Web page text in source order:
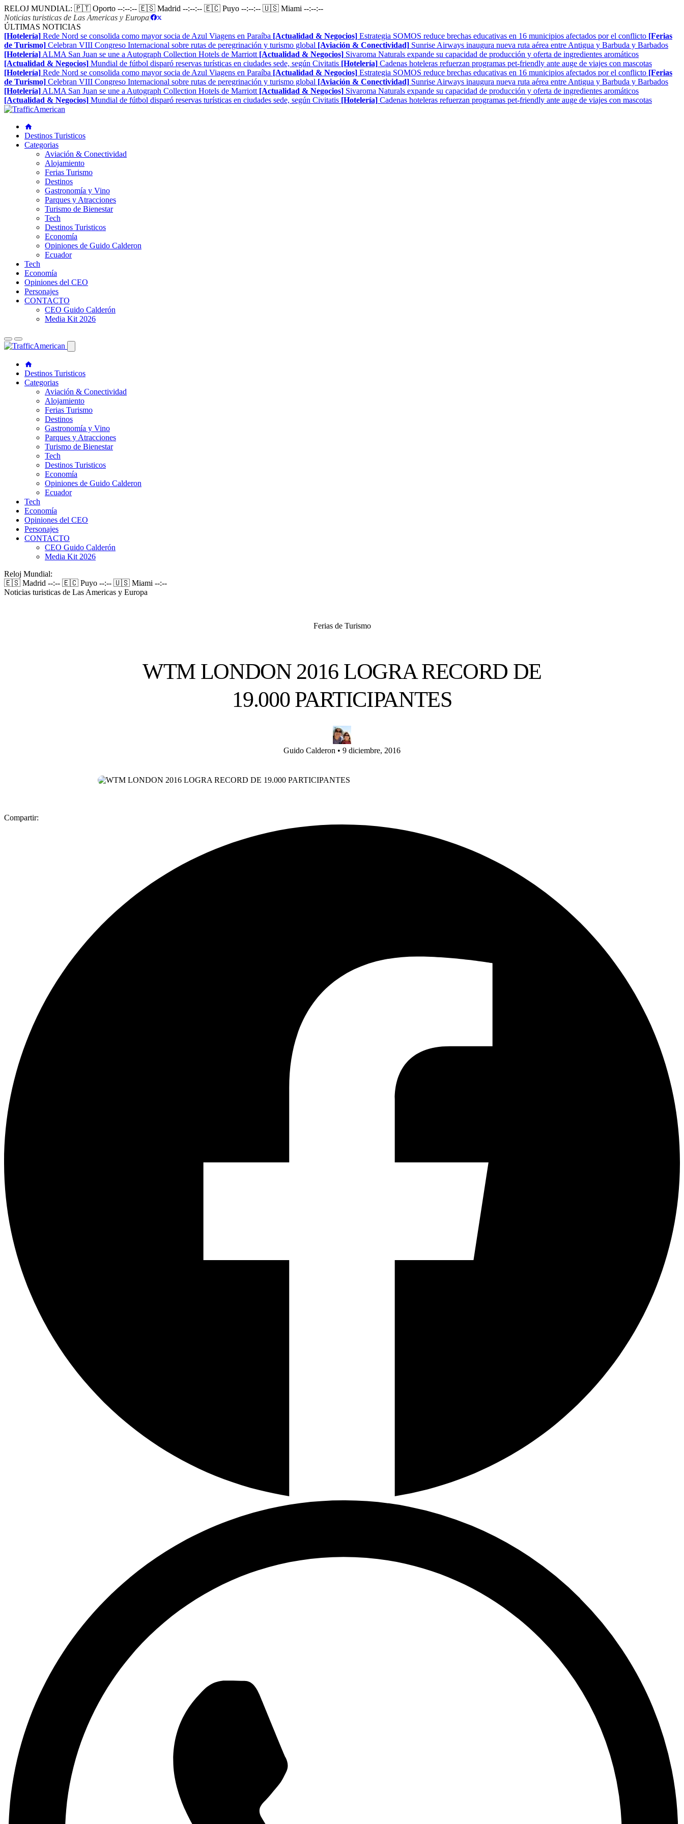
RELOJ MUNDIAL: 🇵🇹 Oporto --:--:-- 🇪🇸 Madrid --:--:-- 🇪🇨 Puyo --:--:-- 🇺🇸 Miami --:--:--
Noticias turisticas de Las Americas y Europa|
ÚLTIMAS NOTICIAS
[Hotelería] Rede Nord se consolida como mayor socia de Azul Viagens en Paraíba [Actualidad & Negocios] Estrategia SOMOS reduce brechas educativas en 16 municipios afectados por el conflicto [Ferias
de Turismo] Celebran VIII Congreso Internacional sobre rutas de peregrinación y turismo global [Aviación & Conectividad] Sunrise Airways inaugura nueva ruta aérea entre Antigua y Barbuda y Barbados
[Hotelería] ALMA San Juan se une a Autograph Collection Hotels de Marriott [Actualidad & Negocios] Sivaroma Naturals expande su capacidad de producción y oferta de ingredientes aromáticos
[Actualidad & Negocios] Mundial de fútbol disparó reservas turísticas en ciudades sede, según Civitatis [Hotelería] Cadenas hoteleras refuerzan programas pet-friendly ante auge de viajes con mascotas
[Hotelería] Rede Nord se consolida como mayor socia de Azul Viagens en Paraíba [Actualidad & Negocios] Estrategia SOMOS reduce brechas educativas en 16 municipios afectados por el conflicto [Ferias
de Turismo] Celebran VIII Congreso Internacional sobre rutas de peregrinación y turismo global [Aviación & Conectividad] Sunrise Airways inaugura nueva ruta aérea entre Antigua y Barbuda y Barbados
[Hotelería] ALMA San Juan se une a Autograph Collection Hotels de Marriott [Actualidad & Negocios] Sivaroma Naturals expande su capacidad de producción y oferta de ingredientes aromáticos
[Actualidad & Negocios] Mundial de fútbol disparó reservas turísticas en ciudades sede, según Civitatis [Hotelería] Cadenas hoteleras refuerzan programas pet-friendly ante auge de viajes con mascotas
Destinos Turisticos
Categorias
Aviación & Conectividad
Alojamiento
Ferias Turismo
Destinos
Gastronomía y Vino
Parques y Atracciones
Turismo de Bienestar
Tech
Destinos Turisticos
Economía
Opiniones de Guido Calderon
Ecuador
Tech
Economía
Opiniones del CEO
Personajes
CONTACTO
CEO Guido Calderón
Media Kit 2026
Destinos Turisticos
Categorias
Aviación & Conectividad
Alojamiento
Ferias Turismo
Destinos
Gastronomía y Vino
Parques y Atracciones
Turismo de Bienestar
Tech
Destinos Turisticos
Economía
Opiniones de Guido Calderon
Ecuador
Tech
Economía
Opiniones del CEO
Personajes
CONTACTO
CEO Guido Calderón
Media Kit 2026
Reloj Mundial:
🇪🇸 Madrid --:-- 🇪🇨 Puyo --:-- 🇺🇸 Miami --:--
Noticias turisticas de Las Americas y Europa
Ferias de Turismo
WTM LONDON 2016 LOGRA RECORD DE
19.000 PARTICIPANTES
Guido Calderon • 9 diciembre, 2016
Compartir: